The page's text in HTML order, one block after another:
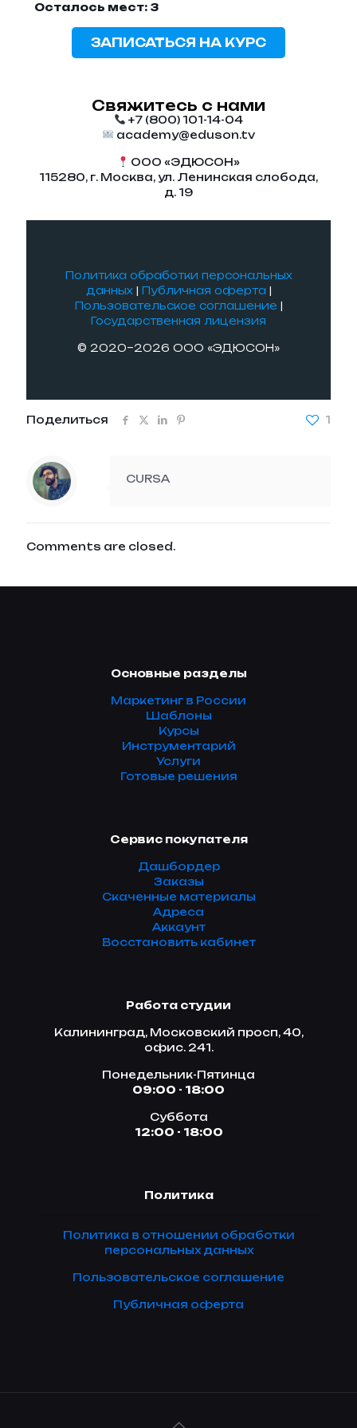
Осталось мест: 3
ЗАПИСАТЬСЯ НА КУРС
Свяжитесь с нами
+7 (800) 101-14-04
academy@eduson.tv
ООО «ЭДЮСОН»
115280, г. Москва, ул. Ленинская слобода,
д. 19
Политика обработки персональных
данных | Публичная оферта|
Пользовательское соглашение |
Государственная лицензия
© 2020–2026 ООО «ЭДЮСОН»
Поделиться 1
CURSA
Comments are closed.
Основные разделы
Маркетинг в России
Шаблоны
Курсы
Инструментарий
Услуги
Готовые решения
Сервис покупателя
Дашбордер
Заказы
Скаченные материалы
Адреса
Аккаунт
Восстановить кабинет
Работа студии
Калининград, Московский просп, 40,
офис. 241.
Понедельник-Пятинца
09:00 - 18:00
Суббота
12:00 - 18:00
Политика
Политика в отношении обработки
персональных данных
Пользовательское соглашение
Публичная оферта